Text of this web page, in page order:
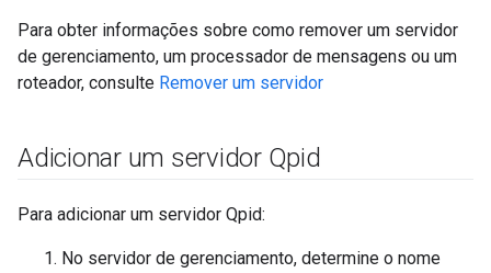
Para obter informações sobre como remover um servidor
de gerenciamento, um processador de mensagens ou um
roteador, consulte Remover um servidor
Adicionar um servidor Qpid
Para adicionar um servidor Qpid:
No servidor de gerenciamento, determine o nome